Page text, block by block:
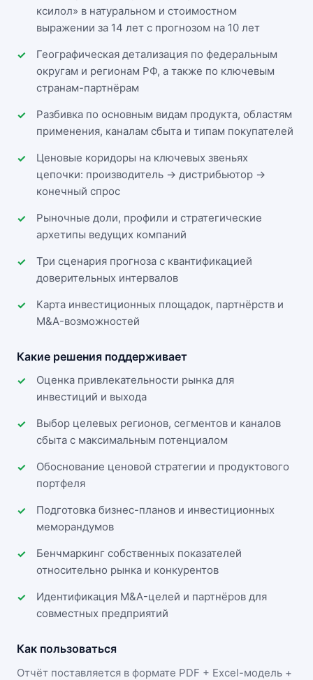
ксилол» в натуральном и стоимостном
выражении за 14 лет с прогнозом на 10 лет
Географическая детализация по федеральным
округам и регионам РФ, а также по ключевым
странам-партнёрам
Разбивка по основным видам продукта, областям
применения, каналам сбыта и типам покупателей
Ценовые коридоры на ключевых звеньях
цепочки: производитель → дистрибьютор →
конечный спрос
Рыночные доли, профили и стратегические
архетипы ведущих компаний
Три сценария прогноза с квантификацией
доверительных интервалов
Карта инвестиционных площадок, партнёрств и
M&A-возможностей
Какие решения поддерживает
Оценка привлекательности рынка для
инвестиций и выхода
Выбор целевых регионов, сегментов и каналов
сбыта с максимальным потенциалом
Обоснование ценовой стратегии и продуктового
портфеля
Подготовка бизнес-планов и инвестиционных
меморандумов
Бенчмаркинг собственных показателей
относительно рынка и конкурентов
Идентификация M&A-целей и партнёров для
совместных предприятий
Как пользоваться
Отчёт поставляется в формате PDF + Excel-модель +